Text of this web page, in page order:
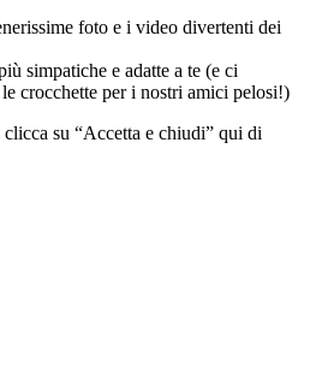
foto e i video divertenti dei
simpatiche e adatte a te (e ci
crocchette per i nostri amici pelosi!)
su “Accetta e chiudi” qui di